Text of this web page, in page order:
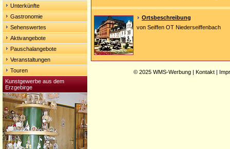
Unterkünfte
Gastronomie
Sehenswertes
Aktivangebote
Pauschalangebote
Veranstaltungen
Touren
Kunstgewerbe aus dem
Erzgebirge
Ortsbeschreibung
von Seiffen OT Niederseiffenbach
© 2025 WMS-Werbung | Kontakt |